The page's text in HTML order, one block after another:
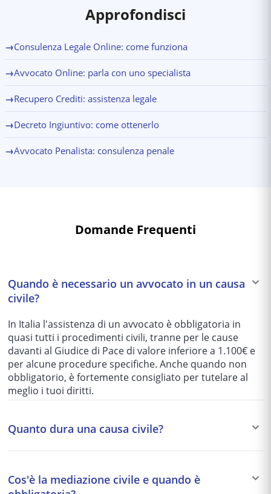
Approfondisci
→Consulenza Legale Online: come funziona
→Avvocato Online: parla con uno specialista
→Recupero Crediti: assistenza legale
→Decreto Ingiuntivo: come ottenerlo
→Avvocato Penalista: consulenza penale
Domande Frequenti
Quando è necessario un avvocato in un causa
civile?
In Italia l'assistenza di un avvocato è obbligatoria in
quasi tutti i procedimenti civili, tranne per le cause
davanti al Giudice di Pace di valore inferiore a 1.100€ e
per alcune procedure specifiche. Anche quando non
obbligatorio, è fortemente consigliato per tutelare al
meglio i tuoi diritti.
Quanto dura una causa civile?
semplici fino a 5-10 anni per quelle più articolate. Per
Cos'è la mediazione civile e quando è